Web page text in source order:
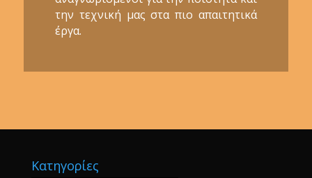
την τεχνική μας στα πιο απαιτητικά
έργα.
Κατηγορίες